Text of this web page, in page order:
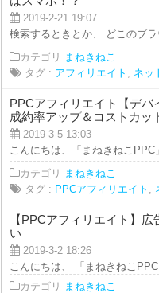
2019-2-21 19:07
検索するときとか、 どこのブ
カテゴリ
まねきねこ
タグ : アフィリエイト ネッ
PPCアフィリエイト【デバ
成約率アップ＆コストカッ
2019-3-5 13:03
こんにちは、「まねきねこ
カテゴリ
まねきねこ
タグ : PPCアフィリエイト
【PPCアフィリエイト】
い
2019-3-2 18:26
こんにちは、 「まねきねこ
カテゴリ
まねきねこ